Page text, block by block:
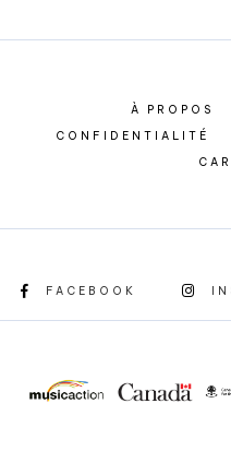
À PROPOS
CONFIDENTIALITÉ
FACEBOOK